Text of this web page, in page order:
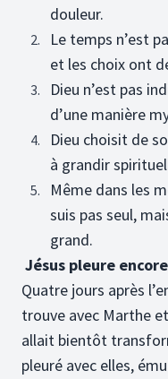
douleur.
Le temps n’est
et les choix ont
Dieu n’est pas
d’une manière
Dieu choisit de
à grandir
Même dans les
suis pas seul,
grand.
Jésus pleure encore
Quatre jours après
trouve avec Marthe
allait bientôt
pleuré avec elles,